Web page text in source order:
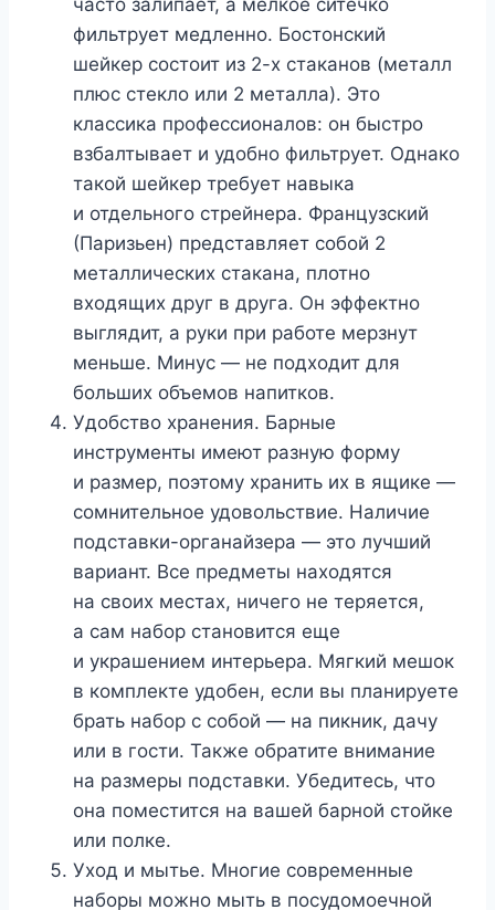
фильтрует медленно. Бостонский
шейкер состоит из 2-х стаканов (металл
плюс стекло или 2 металла). Это
классика профессионалов: он быстро
взбалтывает и удобно фильтрует. Однако
такой шейкер требует навыка
и отдельного стрейнера. Французский
(Паризьен) представляет собой 2
металлических стакана, плотно
входящих друг в друга. Он эффектно
выглядит, а руки при работе мерзнут
меньше. Минус — не подходит для
больших объемов напитков.
Удобство хранения. Барные
инструменты имеют разную форму
и размер, поэтому хранить их в ящике —
сомнительное удовольствие. Наличие
подставки-органайзера — это лучший
вариант. Все предметы находятся
на своих местах, ничего не теряется,
а сам набор становится еще
и украшением интерьера. Мягкий мешок
в комплекте удобен, если вы планируете
брать набор с собой — на пикник, дачу
или в гости. Также обратите внимание
на размеры подставки. Убедитесь, что
она поместится на вашей барной стойке
или полке.
Уход и мытье. Многие современные
наборы можно мыть в посудомоечной